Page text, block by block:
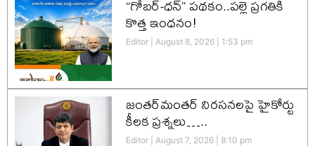
“గోబర్-ధన్” పథకం..పల్లె ప్రగతికి
కొత్త ఇంధనం!
Editor August 8, 2026 1:53 pm
జంతర్‌మంతర్ నిరసనలపై హైకోర్టు
కీలక ప్రశ్నలు…..
Editor August 7, 2026 8:10 pm